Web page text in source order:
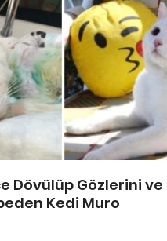
Dövülüp Gözlerini ve
Kedi Muro